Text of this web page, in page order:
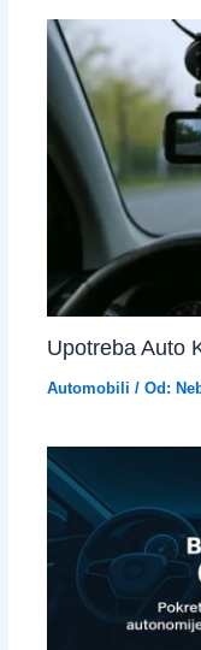
Upotreba Auto
Automobili / Od: